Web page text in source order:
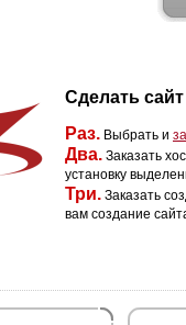
Сделать
Раз. Выбрать и
Два. Заказать
установку
Три. Заказать
вам создание